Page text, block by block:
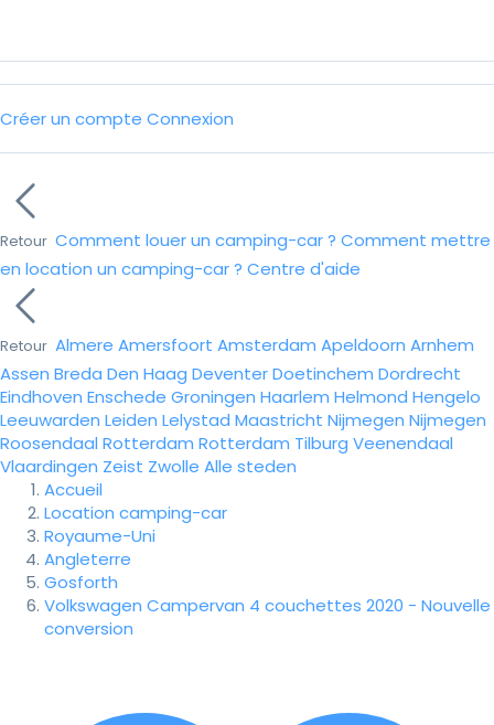
Créer un compte Connexion
Retour Comment louer un camping-car ? Comment mettre
en location un camping-car ? Centre d'aide
Retour Almere Amersfoort Amsterdam Apeldoorn Arnhem
Assen Breda Den Haag DeventerDoetinchem Dordrecht
Eindhoven Enschede Groningen Haarlem Helmond Hengelo
Leeuwarden Leiden Lelystad Maastricht Nijmegen Nijmegen
Roosendaal Rotterdam Rotterdam Tilburg Veenendaal
Vlaardingen Zeist Zwolle Alle steden
Accueil
Location camping-car
Royaume-Uni
Angleterre
Gosforth
Volkswagen Campervan 4 couchettes 2020 - Nouvelle
conversion